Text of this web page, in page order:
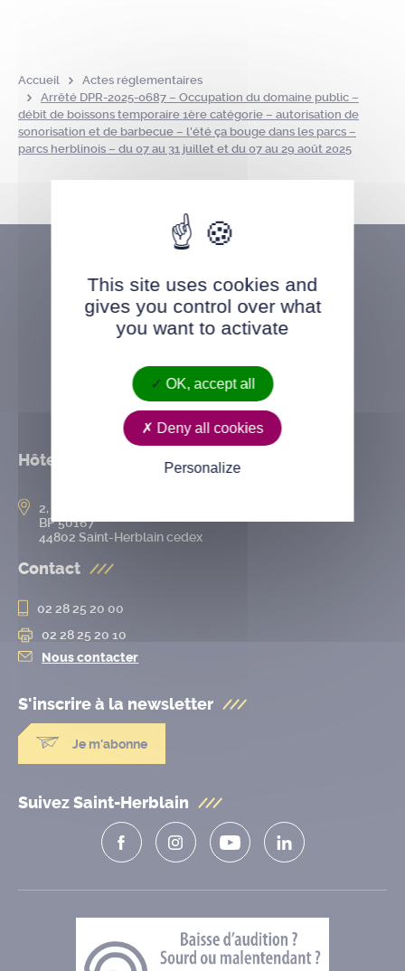
Accueil
Actes réglementaires
Arrêté DPR-2025-0687 – Occupation du domaine public –
débit de boissons temporaire 1ère catégorie – autorisation de
sonorisation et de barbecue – l’été ça bouge dans les parcs –
parcs herblinois – du 07 au 31 juillet et du 07 au 29 août 2025
Hôtel de ville
2, rue de l’Hôtel-de-Ville
BP 50167
44802 Saint-Herblain cedex
Contact
02 28 25 20 00
02 28 25 20 10
Nous contacter
S'inscrire à la newsletter
Je m'abonne
Suivez Saint-Herblain
This site uses cookies and
gives you control over what
you want to activate
OK, accept all
Deny all cookies
Personalize